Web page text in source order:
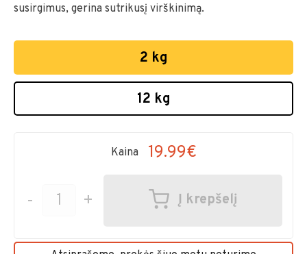
susirgimus, gerina sutrikusį virškinimą.
2 kg
12 kg
Kaina 19.99€
- + Į krepšelį